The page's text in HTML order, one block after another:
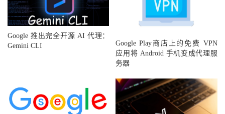
Google 推出完全开源 AI 代理：
Gemini CLI
Google Play商店上的免费 VPN
应用将 Android 手机变成代理服
务器